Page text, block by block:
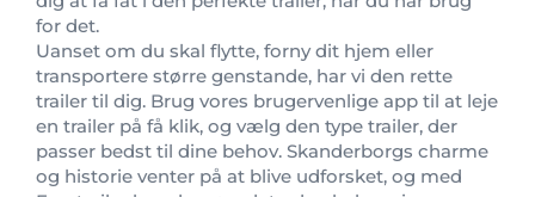
for det.
Uanset om du skal flytte, forny dit hjem eller
transportere større genstande, har vi den rette
trailer til dig. Brug vores brugervenlige app til at leje
en trailer på få klik, og vælg den type trailer, der
passer bedst til dine behov. Skanderborgs charme
og historie venter på at blive udforsket, og med